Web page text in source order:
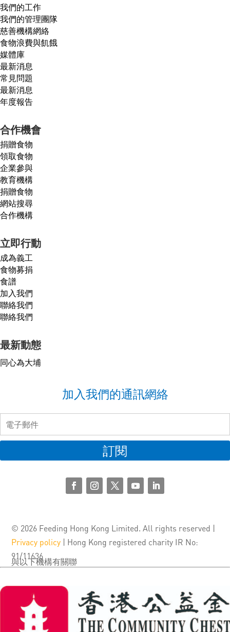
我們的工作
我們的管理團隊
慈善機構網絡
食物浪費與飢餓
媒體庫
最新消息
常見問題
最新消息
年度報告
合作機會
捐贈食物
領取食物
企業參與
教育機構
捐贈食物
網站搜尋
合作機構
立即行動
成為義工
食物募捐
食譜
加入我們
聯絡我們
聯絡我們
最新動態
同心為大埔
加入我們的通訊網絡
訂閱
© 2026 Feeding Hong Kong Limited. All rights reserved |
Privacy policy | Hong Kong registered charity IR No:
91/11636
與以下機構有關聯